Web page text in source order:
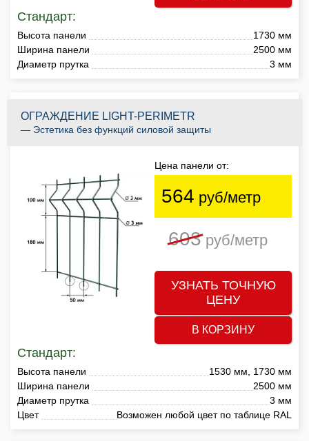
Стандарт:
Высота панели
1730 мм
Ширина панели
2500 мм
Диаметр прутка
3 мм
ОГРАЖДЕНИЕ LIGHT-PERIMETR
— Эстетика без функций силовой защиты
Цена панели от:
564 руб/метр
603руб/метр
УЗНАТЬ ТОЧНУЮ
ЦЕНУ
В КОРЗИНУ
Стандарт:
Высота панели
1530 мм, 1730 мм
Ширина панели
2500 мм
Диаметр прутка
3 мм
Цвет
Возможен любой цвет по таблице RAL